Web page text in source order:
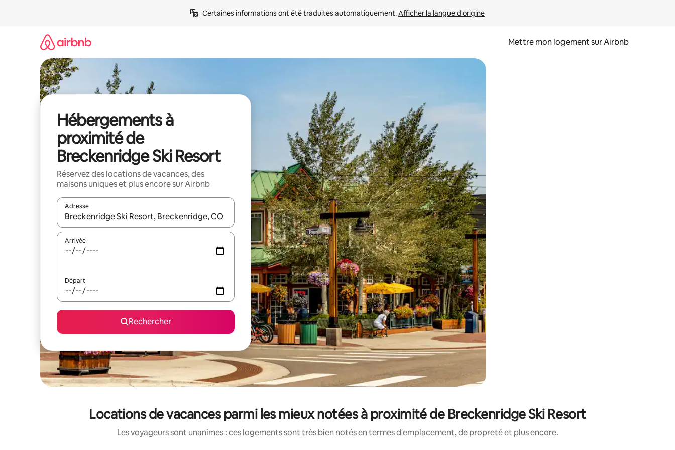
Certaines informations ont été traduites automatiquement. Afficher la langue d'origine
Mettre mon logement sur Airbnb
Hébergements à
proximité de
Breckenridge Ski Resort
Réservez des locations de vacances, des
maisons uniques et plus encore sur Airbnb
Adresse
Lorsque les résultats s'affichent, utilisez les flèches vers le haut et vers le bas pour les parcourir ou en appuyant et en faisant glisser.
Arrivée
Départ
Rechercher
Locations de vacances parmi les mieux notées à proximité de Breckenridge Ski Resort
Les voyageurs sont unanimes : ces logements sont très bien notés en termes d'emplacement, de propreté et plus encore.